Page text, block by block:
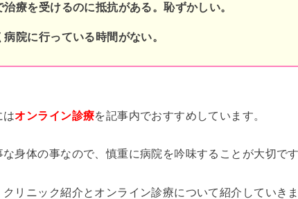
治療を受けるのに抵抗がある。恥ずかしい。
病院に行っている時間がない。
はオンライン診療を記事内でおすすめしています。
な身体の事なので、慎重に病院を吟味することが大切です
クリニック紹介とオンライン診療について紹介していき